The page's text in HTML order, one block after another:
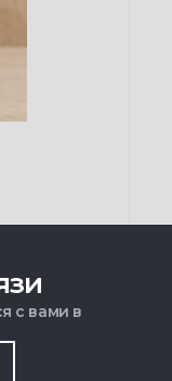
с вами в